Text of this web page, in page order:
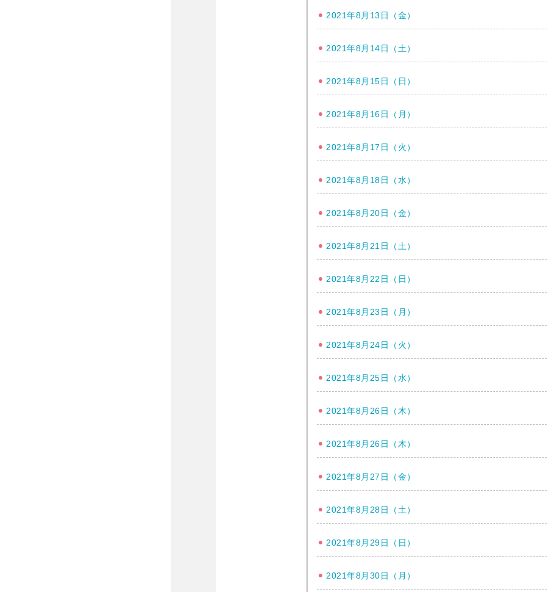
2021年8月13日（金）
2021年8月14日（土）
2021年8月15日（日）
2021年8月16日（月）
2021年8月17日（火）
2021年8月18日（水）
2021年8月20日（金）
2021年8月21日（土）
2021年8月22日（日）
2021年8月23日（月）
2021年8月24日（火）
2021年8月25日（水）
2021年8月26日（木）
2021年8月26日（木）
2021年8月27日（金）
2021年8月28日（土）
2021年8月29日（日）
2021年8月30日（月）